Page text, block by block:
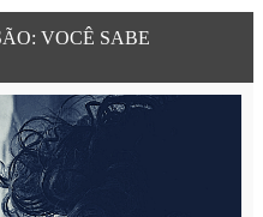
VOCÊ SABE